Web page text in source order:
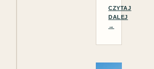
CZYTAJ
DALEJ
→